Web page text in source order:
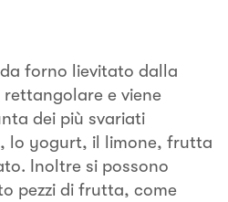
forno lievitato dalla
e viene
dei più svariati
lo yogurt, il limone, frutta
Inoltre si possono
pezzi di frutta, come